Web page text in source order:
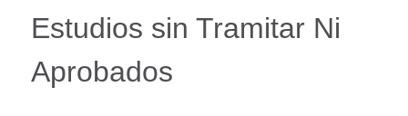
Estudios sin Tramitar Ni
Aprobados